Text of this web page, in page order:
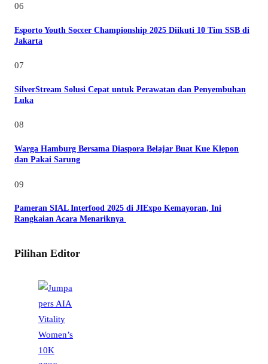
06
Esporto Youth Soccer Championship 2025 Diikuti 10 Tim SSB di
Jakarta
07
SilverStream Solusi Cepat untuk Perawatan dan Penyembuhan
Luka
08
Warga Hamburg Bersama Diaspora Belajar Buat Kue Klepon
dan Pakai Sarung
09
Pameran SIAL Interfood 2025 di JIExpo Kemayoran, Ini
Rangkaian Acara Menariknya
Pilihan Editor